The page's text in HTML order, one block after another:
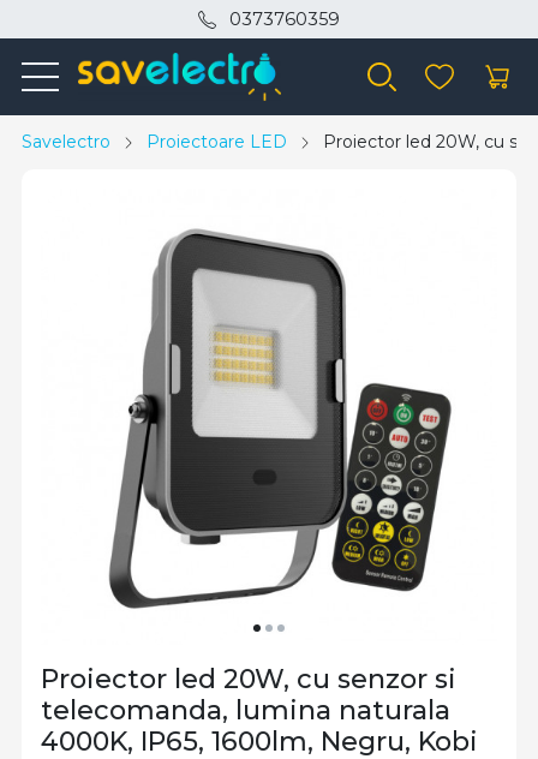
0373760359
Savelectro Proiectoare LED Proiector led 20W, cu
Proiector led 20W, cu senzor si
telecomanda, lumina naturala
4000K, IP65, 1600lm, Negru, Kobi